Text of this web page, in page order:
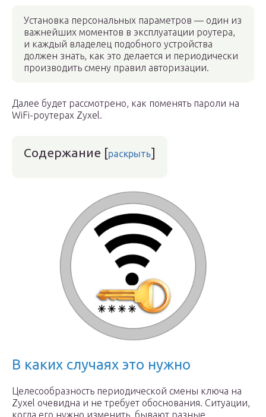
Установка персональных параметров — один из
важнейших моментов в эксплуатации роутера,
и каждый владелец подобного устройства
должен знать, как это делается и периодически
производить смену правил авторизации.
Далее будет рассмотрено, как поменять пароли на
WiFi-роутерах Zyxel.
Содержание [раскрыть]
В каких случаях это нужно
Целесообразность периодической смены ключа на
Zyxel очевидна и не требует обоснования. Ситуации,
когда его нужно изменить, бывают разные.